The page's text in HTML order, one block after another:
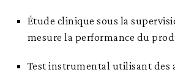
Étude clinique sous la
mesure la performance du
Test instrumental utilisant des